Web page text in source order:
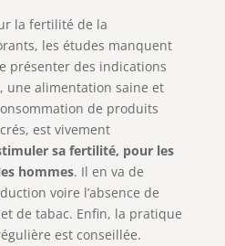
la fertilité de la
les études manquent
présenter des indications
une alimentation saine et
de produits
est vivement
sa fertilité, pour les
hommes. Il en va de
voire l’absence de
de tabac. Enfin, la pratique
est conseillée.